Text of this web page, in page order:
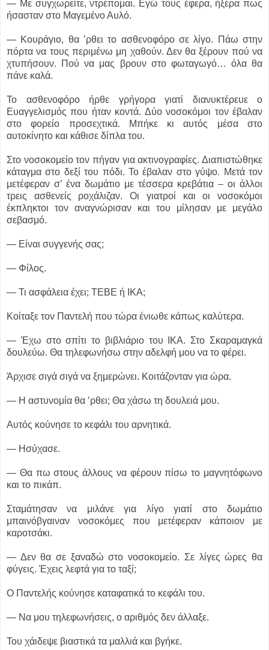
― Με συγχωρείτε, ντρέπομαι. Εγώ τους έφερα, ήξερα πως
ήσασταν στο Μαγεμένο Αυλό.
― Κουράγιο, θα ’ρθει το ασθενοφόρο σε λίγο. Πάω στην
πόρτα να τους περιμένω μη χαθούν. Δεν θα ξέρουν πού να
χτυπήσουν. Πού να μας βρουν στο φωταγωγό… όλα θα
πάνε καλά.
Το ασθενοφόρο ήρθε γρήγορα γιατί διανυκτέρευε ο
Ευαγγελισμός που ήταν κοντά. Δύο νοσοκόμοι τον έβαλαν
στο φορείο προσεχτικά. Μπήκε κι αυτός μέσα στο
αυτοκίνητο και κάθισε δίπλα του.
Στο νοσοκομείο τον πήγαν για ακτινογραφίες. Διαπιστώθηκε
κάταγμα στο δεξί του πόδι. Το έβαλαν στο γύψο. Μετά τον
μετέφεραν σ’ ένα δωμάτιο με τέσσερα κρεβάτια – οι άλλοι
τρεις ασθενείς ροχάλιζαν. Οι γιατροί και οι νοσοκόμοι
έκπληκτοι τον αναγνώρισαν και του μίλησαν με μεγάλο
σεβασμό.
― Είναι συγγενής σας;
― Φίλος.
― Τι ασφάλεια έχει; ΤΕΒΕ ή ΙΚΑ;
Κοίταξε τον Παντελή που τώρα ένιωθε κάπως καλύτερα.
― Έχω στο σπίτι το βιβλιάριο του ΙΚΑ. Στο Σκαραμαγκά
δουλεύω. Θα τηλεφωνήσω στην αδελφή μου να το φέρει.
Άρχισε σιγά σιγά να ξημερώνει. Κοιτάζονταν για ώρα.
― Η αστυνομία θα ’ρθει; Θα χάσω τη δουλειά μου.
Αυτός κούνησε το κεφάλι του αρνητικά.
― Ησύχασε.
― Θα πω στους άλλους να φέρουν πίσω το μαγνητόφωνο
και το πικάπ.
Σταμάτησαν να μιλάνε για λίγο γιατί στο δωμάτιο
μπαινόβγαιναν νοσοκόμες που μετέφεραν κάποιον με
καροτσάκι.
― Δεν θα σε ξαναδώ στο νοσοκομείο. Σε λίγες ώρες θα
φύγεις. Έχεις λεφτά για το ταξί;
Ο Παντελής κούνησε καταφατικά το κεφάλι του.
― Να μου τηλεφωνήσεις, ο αριθμός δεν άλλαξε.
Του χάιδεψε βιαστικά τα μαλλιά και βγήκε.